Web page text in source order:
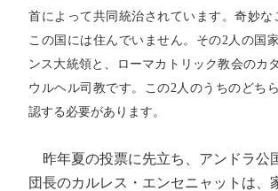
首によって共同統治されています。奇妙な
この国には住んでいません。その2人の国
ンス大統領と、ローマカトリック教会のカ
ウルヘル司教です。この2人のうちのどち
認する必要があります。
昨年夏の投票に先立ち、アンドラ公
団長のカルレス・エンセニャットは、